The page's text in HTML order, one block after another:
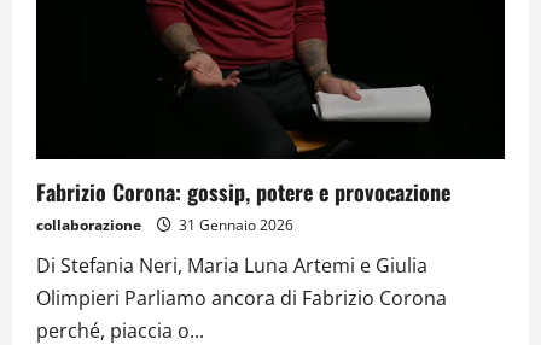
Fabrizio Corona: gossip, potere e provocazione
collaborazione 31 Gennaio 2026
Di Stefania Neri, Maria Luna Artemi e Giulia
Olimpieri Parliamo ancora di Fabrizio Corona
perché, piaccia o...